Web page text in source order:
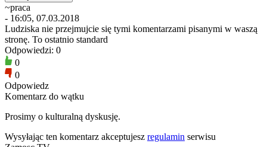
~praca
- 16:05, 07.03.2018
Ludziska nie przejmujcie się tymi komentarzami pisanymi w waszą
stronę. To ostatnio standard
Odpowiedzi: 0
0
0
Odpowiedz
Komentarz do wątku
Prosimy o kulturalną dyskusję.
Wysyłając ten komentarz akceptujesz regulamin serwisu